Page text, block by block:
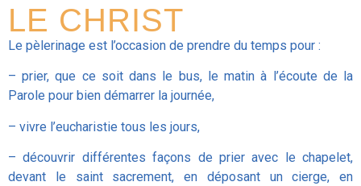
LE CHRIST
Le pèlerinage est l’occasion de prendre du temps pour :
– prier, que ce soit dans le bus, le matin à l’écoute de la
Parole pour bien démarrer la journée,
– vivre l’eucharistie tous les jours,
– découvrir différentes façons de prier avec le chapelet,
devant le saint sacrement, en déposant un cierge, en